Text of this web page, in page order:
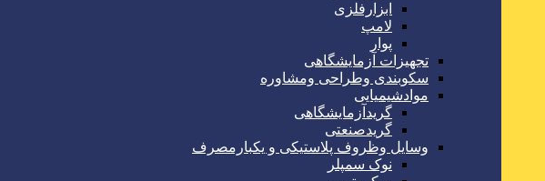
ابزارفلزی
لامپ
پوار
تجهیزات آزمایشگاهی
سکوبندی وطراحی ومشاوره
موادشیمیایی
گریدآزمایشگاهی
گریدصنعتی
وسایل وظروف پلاستیکی و یکبارمصرف
نوک سمپلر